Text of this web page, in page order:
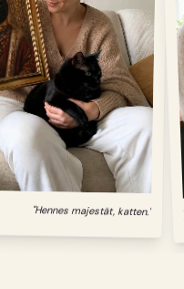
"Hennes majestät, katten."